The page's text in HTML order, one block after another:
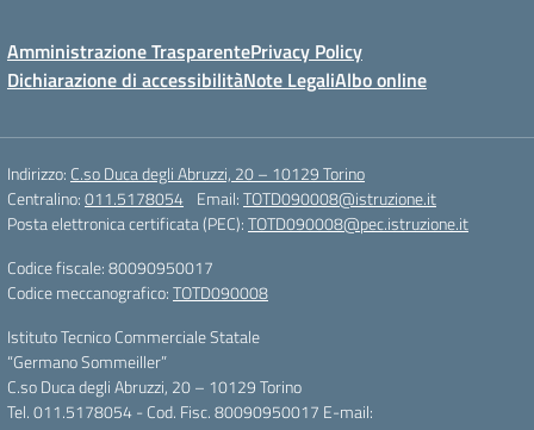
Amministrazione TrasparentePrivacy Policy
Dichiarazione di accessibilitàNote LegaliAlbo online
Indirizzo: C.so Duca degli Abruzzi, 20 – 10129 Torino
Centralino:011.5178054 Email:TOTD090008@istruzione.it
Posta elettronica certificata (PEC):TOTD090008@pec.istruzione.it
Codice fiscale: 80090950017
Codice meccanografico:TOTD090008
Istituto Tecnico Commerciale Statale
“Germano Sommeiller”
C.so Duca degli Abruzzi, 20 – 10129 Torino
Tel. 011.5178054 - Cod. Fisc. 80090950017 E-mail: